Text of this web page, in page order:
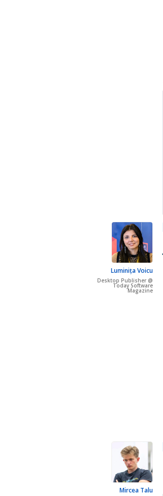
Luminița Voicu
Desktop Publisher @
Today Software
Magazine
Mircea Talu